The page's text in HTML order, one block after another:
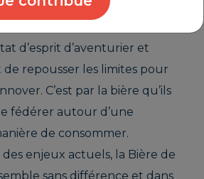
le milieu du spectacle, les
d’esprit d’aventurier et
repousser les limites pour
C’est par la bière qu’ils
fédérer autour d’une
de consommer.
des enjeux actuels, la Bière de
sans différence et dans